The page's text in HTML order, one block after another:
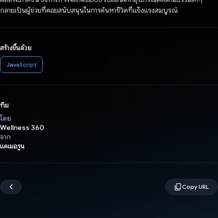
กลายเป็นผู้ช่วยที่คอยสนับสนุนในการค้นหาชีวิตที่แข็งแรงสมบูรณ์
สร้างขึ้นด้วย
JavaScript
ทีม
โดย
Wellness 360
จาก
แคเมอรูน